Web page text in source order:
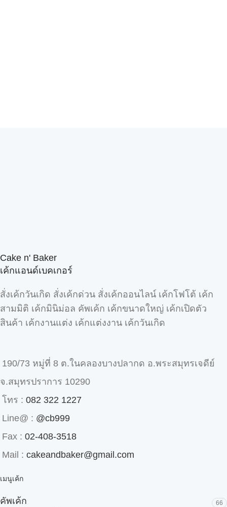
Cake n' Baker
เค้กแอนด์เบคเกอร์
สั่งเค้กวันเกิด สั่งเค้กด่วน สั่งเค้กออนไลน์ เค้กโฟโต้ เค้ก
สามมิติ เค้กมินิม่อล คัพเค้ก เค้กขนาดใหญ่ เค้กเปิดตัว
สินค้า เค้กงานแต่ง เค้กแต่งงาน เค้กวันเกิด
190/73 หมู่ที่ 8 ต.ในคลองบางปลากด อ.พระสมุทรเจดีย์
จ.สมุทรปราการ 10290
โทร : 082 322 1227
Line@ : @cb999
Fax : 02-408-3518
Mail : cakeandbaker@gmail.com
เมนูเค้ก
คัพเค้ก 66